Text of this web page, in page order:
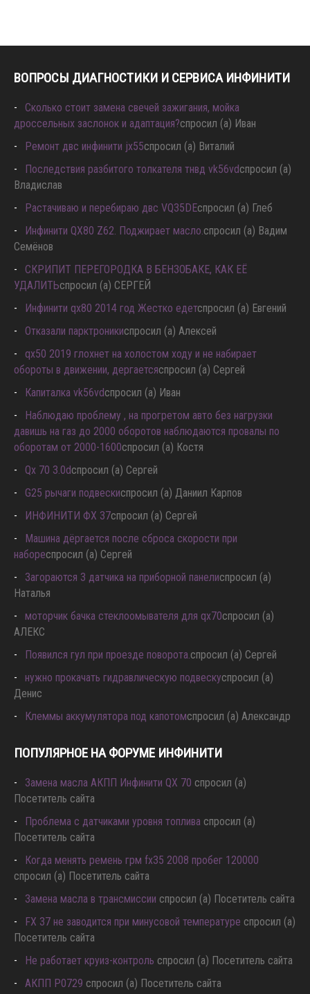
ВОПРОСЫ ДИАГНОСТИКИ И СЕРВИСА ИНФИНИТИ
Сколько стоит замена свечей зажигания, мойка
дроссельных заслонок и адаптация?спросил (а) Иван
Ремонт двс инфинити jx55спросил (а) Виталий
Последствия разбитого толкателя тнвд vk56vdспросил (а)
Владислав
Растачиваю и перебираю двс VQ35DEспросил (а) Глеб
Инфинити QX80 Z62. Поджирает масло. спросил (а) Вадим
Семёнов
СКРИПИТ ПЕРЕГОРОДКА В БЕНЗОБАКЕ, КАК ЕЁ
УДАЛИТЬспросил (а) СЕРГЕЙ
Инфинити qx80 2014 год Жестко едетспросил (а) Евгений
Отказали парктроникиспросил (а) Алексей
qx50 2019 глохнет на холостом ходу и не набирает
обороты в движении, дергаетсяспросил (а) Сергей
Капиталка vk56vdспросил (а) Иван
Наблюдаю проблему , на прогретом авто без нагрузки
давишь на газ до 2000 оборотов наблюдаются провалы по
оборотам от 2000-1600спросил (а) Костя
Qx 70 3.0dспросил (а) Сергей
G25 рычаги подвескиспросил (а) Даниил Карпов
ИНФИНИТИ ФХ 37спросил (а) Сергей
Машина дёргается после сброса скорости при
набореспросил (а) Сергей
Загораются 3 датчика на приборной панелиспросил (а)
Наталья
моторчик бачка стеклоомывателя для qx70спросил (а)
АЛЕКС
Появился гул при проезде поворота. спросил (а) Сергей
нужно прокачать гидравлическую подвескуспросил (а)
Денис
Клеммы аккумулятора под капотомспросил (а) Александр
ПОПУЛЯРНОЕ НА ФОРУМЕ ИНФИНИТИ
Замена масла АКПП Инфинити QX 70 спросил (а)
Посетитель сайта
Проблема с датчиками уровня топлива спросил (а)
Посетитель сайта
Когда менять ремень грм fx35 2008 пробег 120000
спросил (а) Посетитель сайта
Замена масла в трансмиссии спросил (а) Посетитель сайта
FX 37 не заводится при минусовой температуре спросил (а)
Посетитель сайта
Не работает круиз-контроль спросил (а) Посетитель сайта
АКПП P0729 спросил (а) Посетитель сайта